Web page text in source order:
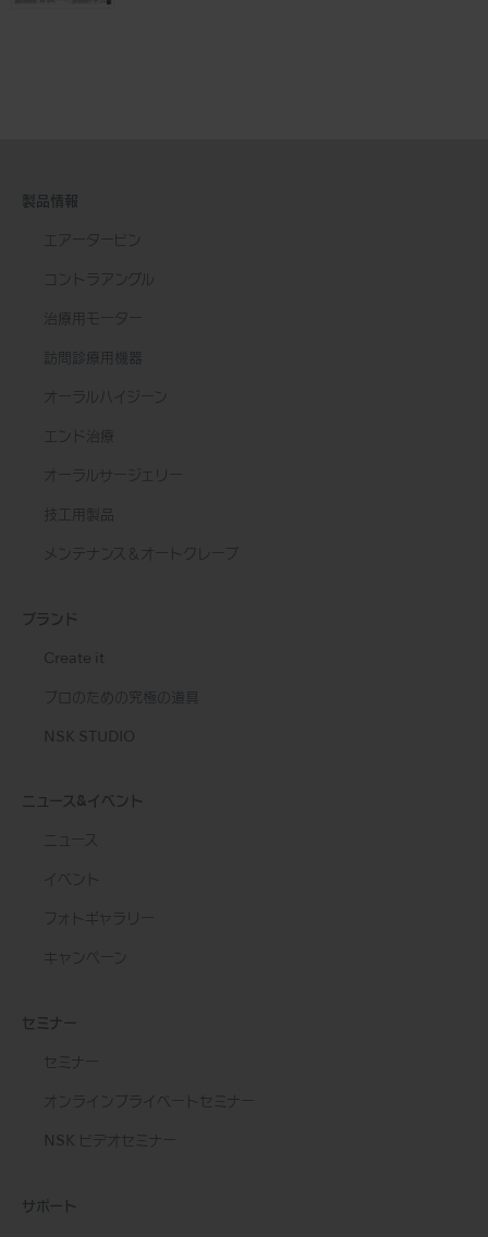
製品情報
エアータービン
コントラアングル
治療用モーター
訪問診療用機器
オーラルハイジーン
エンド治療
オーラルサージェリー
技工用製品
メンテナンス＆オートクレーブ
ブランド
Create it
プロのための究極の道具
NSK STUDIO
ニュース&イベント
ニュース
イベント
フォトギャラリー
キャンペーン
セミナー
セミナー
オンラインプライベートセミナー
NSK ビデオセミナー
サポート